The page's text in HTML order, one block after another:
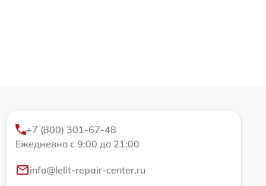
+7 (800) 301-67-48
Ежедневно с 9:00 до 21:00
info@lelit-repair-center.ru